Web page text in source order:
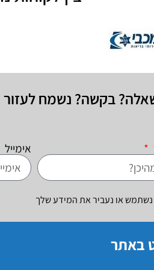
בקשה? נשמח לעזור
אימייל
או נעביר את המידע שלך
באתר